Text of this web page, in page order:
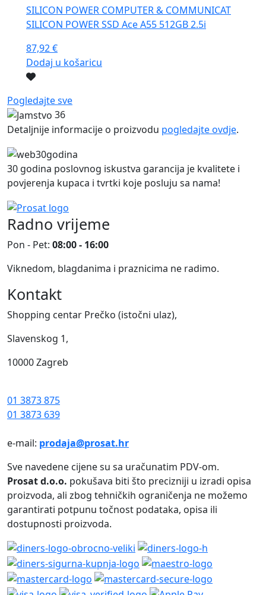
SILICON POWER COMPUTER & COMMUNICAT
SILICON POWER SSD Ace A55 512GB 2.5i
87,92€
Dodaj u košaricu
Pogledajte sve
36
Detaljnije informacije o proizvodu pogledajte ovdje.
30 godina poslovnog iskustva garancija je kvalitete i
povjerenja kupaca i tvrtki koje posluju sa nama!
Radno vrijeme
Pon - Pet: 08:00 - 16:00
Viknedom, blagdanima i praznicima ne radimo.
Kontakt
Shopping centar Prečko (istočni ulaz),
Slavenskog 1,
10000 Zagreb
01 3873 875
01 3873 639
e-mail: prodaja@prosat.hr
Sve navedene cijene su sa uračunatim PDV-om.
Prosat d.o.o. pokušava biti što precizniji u izradi opisa
proizvoda, ali zbog tehničkih ograničenja ne možemo
garantirati potpunu točnost podataka, opisa ili
dostupnosti proizvoda.